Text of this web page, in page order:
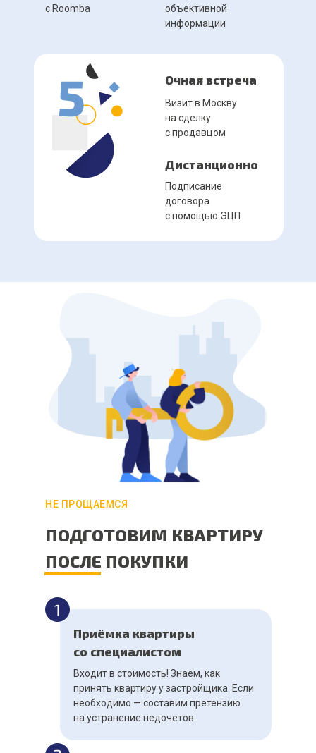
с Roomba
объективной
информации
Очная встреча
Подписание
договора
с помощью ЭЦП
Визит в Москву
на сделку
с продавцом
Дистанционно
ПОДГОТОВИМ КВАРТИРУ
ПОСЛЕ ПОКУПКИ
НЕ ПРОЩАЕМСЯ
Приёмка квартиры
со специалистом
Входит в стоимость! Знаем, как
принять квартиру у застройщика. Если
необходимо — составим претензию
на устранение недочетов